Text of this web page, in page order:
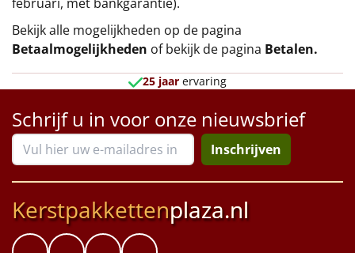
Bekijk alle mogelijkheden op de pagina
Betaalmogelijkheden of bekijk de pagina Betalen.
25 jaar ervaring
Schrijf u in voor onze nieuwsbrief
Inschrijven
Kerstpakkettenplaza.nl